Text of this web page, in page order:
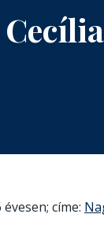
címe: